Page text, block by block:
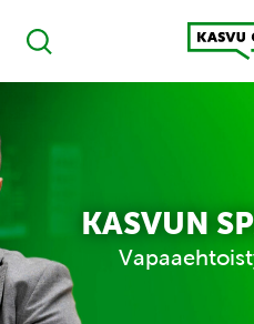
Haku
Kasvu Open
KASVUN